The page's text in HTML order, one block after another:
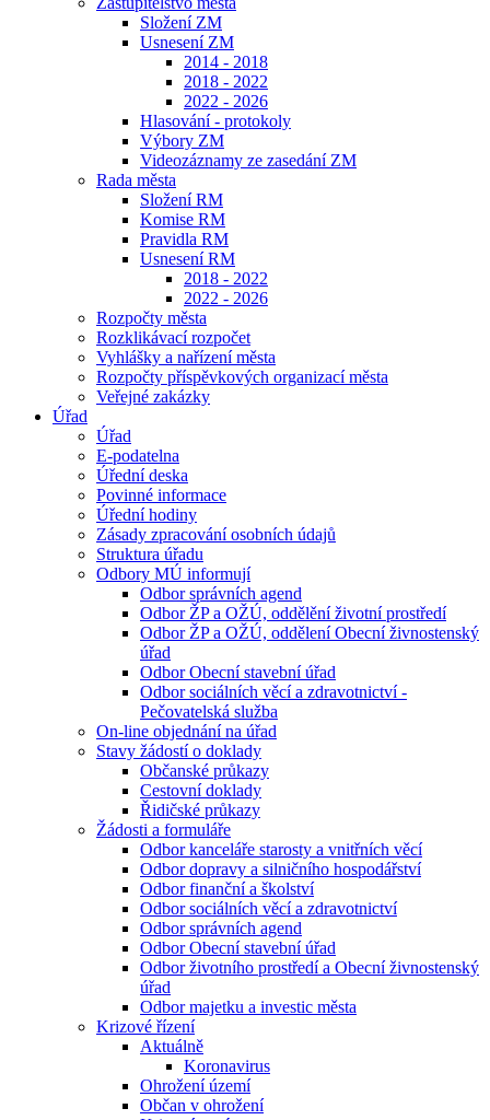
Složení ZM
Usnesení ZM
2014 - 2018
2018 - 2022
2022 - 2026
Hlasování - protokoly
Výbory ZM
Videozáznamy ze zasedání ZM
Rada města
Složení RM
Komise RM
Pravidla RM
Usnesení RM
2018 - 2022
2022 - 2026
Rozpočty města
Rozklikávací rozpočet
Vyhlášky a nařízení města
Rozpočty příspěvkových organizací města
Veřejné zakázky
Úřad
Úřad
E-podatelna
Úřední deska
Povinné informace
Úřední hodiny
Zásady zpracování osobních údajů
Struktura úřadu
Odbory MÚ informují
Odbor správních agend
Odbor ŽP a OŽÚ, oddělění životní prostředí
Odbor ŽP a OŽÚ, oddělení Obecní živnostenský
úřad
Odbor Obecní stavební úřad
Odbor sociálních věcí a zdravotnictví -
Pečovatelská služba
On-line objednání na úřad
Stavy žádostí o doklady
Občanské průkazy
Cestovní doklady
Řidičské průkazy
Žádosti a formuláře
Odbor kanceláře starosty a vnitřních věcí
Odbor dopravy a silničního hospodářství
Odbor finanční a školství
Odbor sociálních věcí a zdravotnictví
Odbor správních agend
Odbor Obecní stavební úřad
Odbor životního prostředí a Obecní živnostenský
úřad
Odbor majetku a investic města
Krizové řízení
Aktuálně
Koronavirus
Ohrožení území
Občan v ohrožení